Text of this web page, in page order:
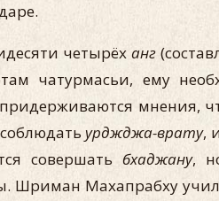
четырёх анг
чатурмасьи, ему
мнения,
урджджа-врату,
совершатьбхаджану,
Шриман Махапрабху